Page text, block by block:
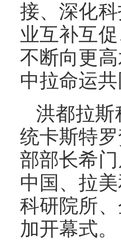
接、深化
业互补互
不断向更
中拉命运共
洪都拉斯
统卡斯特
部部长希
中国、拉
科研院所
加开幕式。